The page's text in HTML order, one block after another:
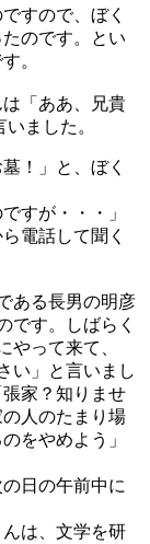
すので、ぼく
のです。とい
。
「ああ、兄貴
ました。
！」と、ぼく
すが・・・」
電話して聞く
ある長男の明彦
です。しばらく
やって来て、
い」と言いまし
家？知りませ
人のたまり場
をやめよう」
日の午前中に
は、文学を研